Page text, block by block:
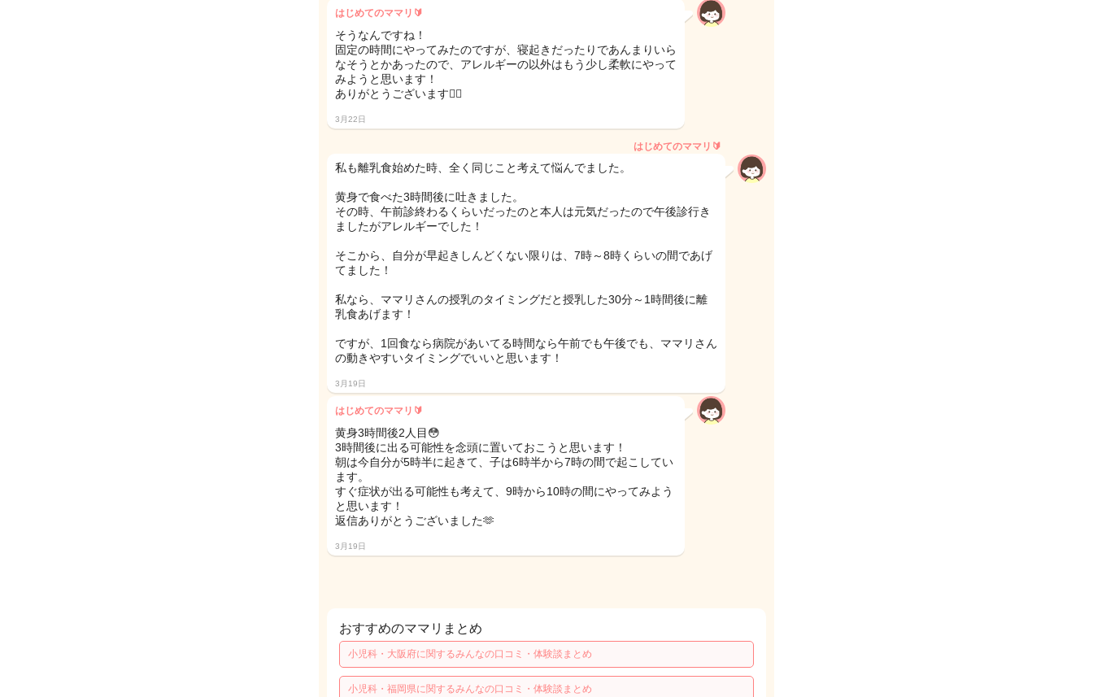
はじめてのママリ🔰
そうなんですね！
固定の時間にやってみたのですが、寝起きだったりであんまりいら
なそうとかあったので、アレルギーの以外はもう少し柔軟にやって
みようと思います！
ありがとうございます🙇‍♀️
3月22日
はじめてのママリ🔰
私も離乳食始めた時、全く同じこと考えて悩んでました。
黄身で食べた3時間後に吐きました。
その時、午前診終わるくらいだったのと本人は元気だったので午後診行き
ましたがアレルギーでした！
そこから、自分が早起きしんどくない限りは、7時～8時くらいの間であげ
てました！
私なら、ママリさんの授乳のタイミングだと授乳した30分～1時間後に離
乳食あげます！
ですが、1回食なら病院があいてる時間なら午前でも午後でも、ママリさん
の動きやすいタイミングでいいと思います！
3月19日
はじめてのママリ🔰
黄身3時間後2人目😳
3時間後に出る可能性を念頭に置いておこうと思います！
朝は今自分が5時半に起きて、子は6時半から7時の間で起こしてい
ます。
すぐ症状が出る可能性も考えて、9時から10時の間にやってみよう
と思います！
返信ありがとうございました🫶
3月19日
おすすめのママリまとめ
小児科・大阪府に関するみんなの口コミ・体験談まとめ
小児科・福岡県に関するみんなの口コミ・体験談まとめ